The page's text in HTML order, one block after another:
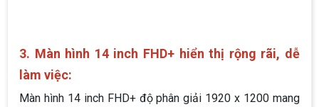
3. Màn hình 14 inch FHD+ hiển thị rộng rãi, dễ
làm việc:
Màn hình 14 inch FHD+ độ phân giải 1920 x 1200 mang